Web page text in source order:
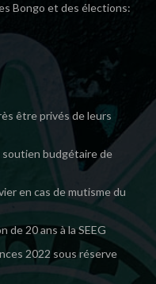
Bongo et des élections:
être privés de leurs
soutien budgétaire de
en cas de mutisme du
de 20 ans à la SEEG
2022 sous réserve